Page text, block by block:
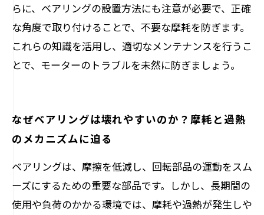
らに、ベアリングの設置方法にも注意が必要で、正確
な角度で取り付けることで、不要な摩耗を防ぎます。
これらの知識を活用し、適切なメンテナンスを行うこ
とで、モーターのトラブルを未然に防ぎましょう。
なぜベアリングは壊れやすいのか？摩耗と過熱
のメカニズムに迫る
ベアリングは、摩擦を低減し、回転部品の運動をスム
ーズにするための重要な部品です。しかし、長期間の
使用や負荷のかかる環境では、摩耗や過熱が発生しや